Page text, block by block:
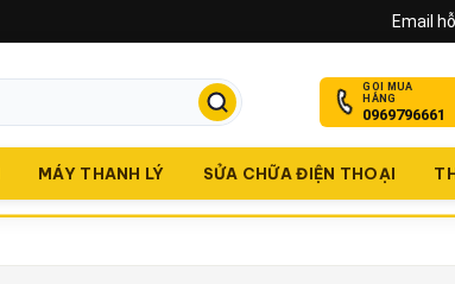
Email
GỌI MUA
HÀNG
0969796661
MÁY THANH LÝ SỬA CHỮA ĐIỆN THOẠI